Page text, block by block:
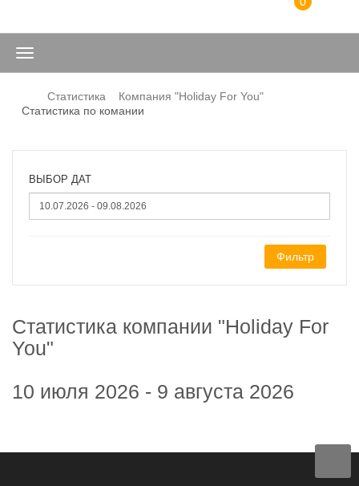
Статистика
Компания "Holiday For You"
Статистика по комании
ВЫБОР ДАТ
Фильтр
Статистика компании "Holiday For
You"
10 июля 2026 - 9 августа 2026